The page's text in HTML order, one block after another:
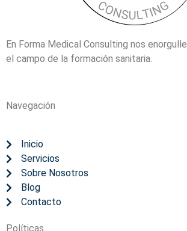
En Forma Medical Consulting nos
el campo de la formación sanitaria.
Navegación
Inicio
Servicios
Sobre Nosotros
Blog
Contacto
Políticas